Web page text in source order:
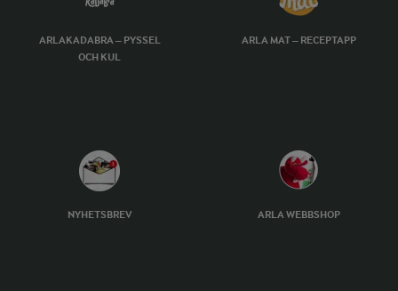
ARLAKADABRA – PYSSEL
OCH KUL
ARLA MAT – RECEPTAPP
NYHETSBREV ARLA WEBBSHOP